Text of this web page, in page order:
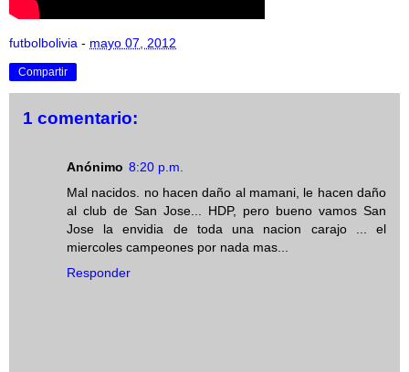
futbolbolivia - mayo 07, 2012
Compartir
1 comentario:
Anónimo 8:20 p.m.
Mal nacidos. no hacen daño al mamani, le hacen daño
al club de San Jose... HDP, pero bueno vamos San
Jose la envidia de toda una nacion carajo ... el
miercoles campeones por nada mas...
Responder